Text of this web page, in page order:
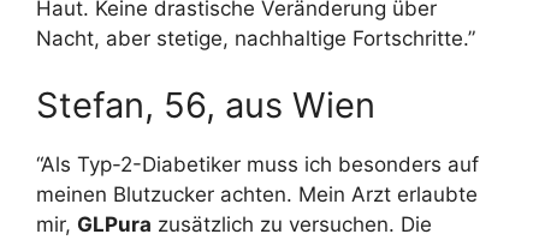
Haut. Keine drastische Veränderung über
Nacht, aber stetige, nachhaltige Fortschritte.”
Stefan, 56, aus Wien
“Als Typ-2-Diabetiker muss ich besonders auf
meinen Blutzucker achten. Mein Arzt erlaubte
mir, GLPura zusätzlich zu versuchen. Die